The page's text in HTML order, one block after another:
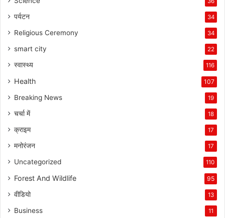
पर्यटन 34
Religious Ceremony 34
smart city 22
स्वास्थ्य 116
Health 107
Breaking News 19
चर्चा में 18
क्राइम 17
मनोरंजन 17
Uncategorized 110
Forest And Wildlife 95
वीडियो 13
Business 11